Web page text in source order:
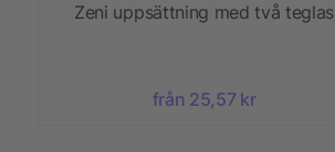
Zeni uppsättning med två teglas
från 25,57 kr